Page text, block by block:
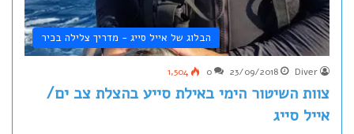
הבלוג של אייל סייג - מדריך צלילה בכיר
Diver
23/09/2018
0
1,504
צוות השיטור הימי באילת סייע בהצלת צב ים/
אייל סייג